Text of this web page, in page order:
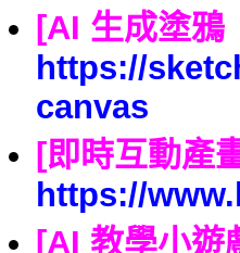
[AI 生成塗
https://
canvas
[即時互動產
https://
[AI 教學小遊